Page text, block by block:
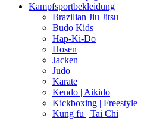
Kampfsportbekleidung
Brazilian Jiu Jitsu
Budo Kids
Hap-Ki-Do
Hosen
Jacken
Judo
Karate
Kendo | Aikido
Kickboxing | Freestyle
Kung fu | Tai Chi